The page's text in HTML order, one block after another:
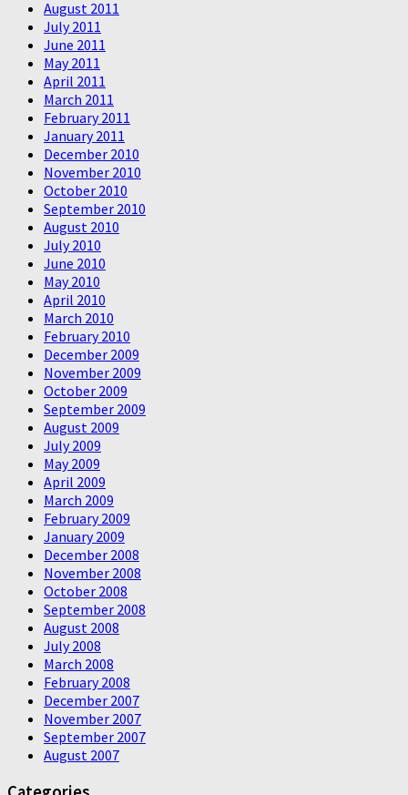
August 2011
July 2011
June 2011
May 2011
April 2011
March 2011
February 2011
January 2011
December 2010
November 2010
October 2010
September 2010
August 2010
July 2010
June 2010
May 2010
April 2010
March 2010
February 2010
December 2009
November 2009
October 2009
September 2009
August 2009
July 2009
May 2009
April 2009
March 2009
February 2009
January 2009
December 2008
November 2008
October 2008
September 2008
August 2008
July 2008
March 2008
February 2008
December 2007
November 2007
September 2007
August 2007